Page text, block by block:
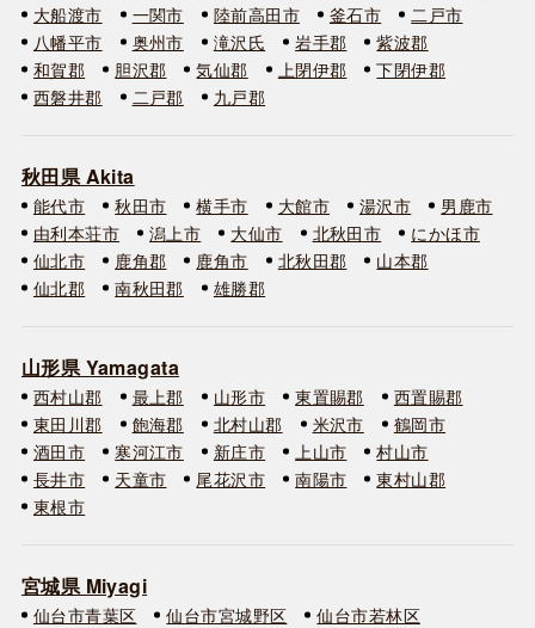
大船渡市
一関市 陸前高田市 釜石市
二戸市
八幡平市
奥州市 滝沢氏 岩手郡
紫波郡
和賀郡
胆沢郡 気仙郡 上閉伊郡
下閉伊郡
西磐井郡
二戸郡 九戸郡
秋田県 Akita
能代市 秋田市 横手市 大館市 湯沢市
男鹿市
由利本荘市
潟上市 大仙市 北秋田市
にかほ市
仙北市
鹿角郡 鹿角市 北秋田郡
山本郡
仙北郡
南秋田郡 雄勝郡
山形県 Yamagata
西村山郡 最上郡 山形市 東置賜郡
西置賜郡
東田川郡
飽海郡 北村山郡 米沢市
鶴岡市
酒田市
寒河江市 新庄市 上山市
村山市
長井市
天童市 尾花沢市 南陽市
東村山郡
東根市
宮城県 Miyagi
仙台市青葉区 仙台市宮城野区
仙台市若林区